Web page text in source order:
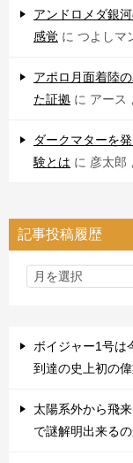
アンドロメダ銀
感覚 に つよしマ
アポロ月面着陸
た証拠 に アース
ダークマターを
験とは に 彦太郎
記事投稿履歴
ボイジャー1号は
到達の史上初の
太陽系外から飛
で謎解明出来るの